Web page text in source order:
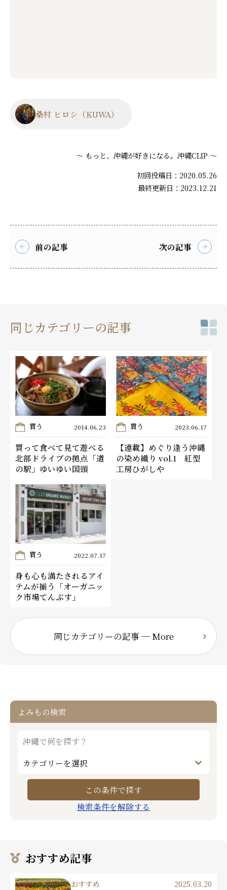
桑村 ヒロシ（KUWA）
～ もっと、沖縄が好きになる。沖縄CLIP ～
初回投稿日：2020.05.26
最終更新日：2023.12.21
前の記事 次の記事
同じカテゴリーの記事
買う 2014.06.23
買って食べて見て遊べる
北部ドライブの拠点「道
の駅」ゆいゆい国頭
買う 2023.06.17
【連載】めぐり逢う沖縄
の染め織り vol.1 紅型
工房ひがしや
買う 2022.07.17
身も心も満たされるアイ
テムが揃う「オーガニッ
ク市場てんぶす」
同じカテゴリーの記事 ─ More
よみもの検索
検索条件を解除する
おすすめ記事
おすすめ 2025.03.20